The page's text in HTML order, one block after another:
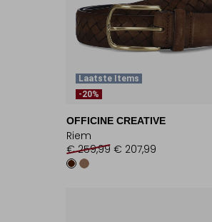
Laatste Items
-20%
OFFICINE CREATIVE
Riem
€ 259,99 € 207,99